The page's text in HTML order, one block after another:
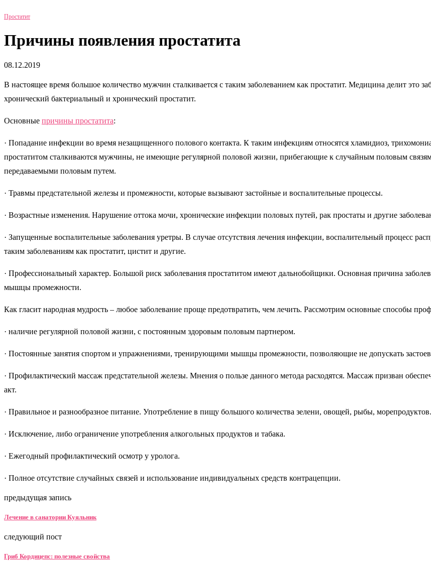
Простатит
Причины появления простатита
08.12.2019
В настоящее время большое количество мужчин сталкивается с таким заболеванием как простатит. Медицина делит это
хронический бактериальный и хронический простатит.
Основные причины простатита:
· Попадание инфекции во время незащищенного полового контакта. К таким инфекциям относятся хламидиоз,
простатитом сталкиваются мужчины, не имеющие регулярной половой жизни, прибегающие к случайным половым
передаваемыми половым путем.
· Травмы предстательной железы и промежности, которые вызывают застойные и воспалительные процессы.
· Возрастные изменения. Нарушение оттока мочи, хронические инфекции половых путей, рак простаты и другие
· Запущенные воспалительные заболевания уретры. В случае отсутствия лечения инфекции, воспалительный процесс
таким заболеваниям как простатит, цистит и другие.
· Профессиональный характер. Большой риск заболевания простатитом имеют дальнобойщики. Основная причина
мышцы промежности.
Как гласит народная мудрость – любое заболевание проще предотвратить, чем лечить. Рассмотрим основные способы
· наличие регулярной половой жизни, с постоянным здоровым половым партнером.
· Постоянные занятия спортом и упражнениями, тренирующими мышцы промежности, позволяющие не допускать застоев
· Профилактический массаж предстательной железы. Мнения о пользе данного метода расходятся. Массаж призван
акт.
· Правильное и разнообразное питание. Употребление в пищу большого количества зелени, овощей, рыбы, морепродуктов.
· Исключение, либо ограничение употребления алкогольных продуктов и табака.
· Ежегодный профилактический осмотр у уролога.
· Полное отсутствие случайных связей и использование индивидуальных средств контрацепции.
предыдущая запись
Лечение в санатории Куяльник
следующий пост
Гриб Кордицепс: полезные свойства